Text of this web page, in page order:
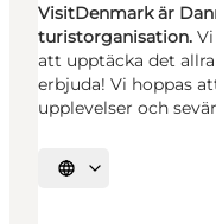
VisitDenmark är
turistorganisation.
att upptäcka det
erbjuda! Vi hoppas
upplevelser och
Välj språk